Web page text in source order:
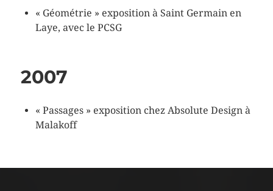
« Géométrie » exposition à Saint Germain en
Laye, avec le PCSG
2007
« Passages » exposition chez Absolute Design à
Malakoff